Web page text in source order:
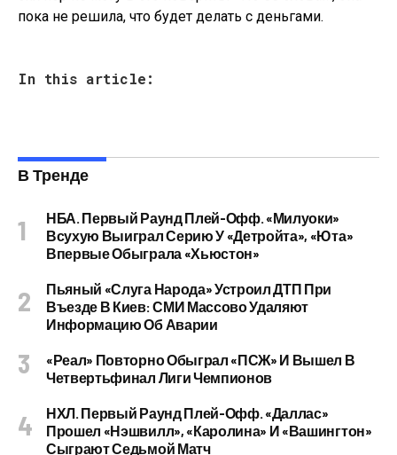
пока не решила, что будет делать с деньгами.
In this article:
В Тренде
НБА. Первый Раунд Плей-Офф. «Милуоки»
Всухую Выиграл Серию У «Детройта», «Юта»
Впервые Обыграла «Хьюстон»
Пьяный «слуга Народа» Устроил ДТП При
Въезде В Киев: СМИ Массово Удаляют
Информацию Об Аварии
«Реал» Повторно Обыграл «ПСЖ» И Вышел В
Четвертьфинал Лиги Чемпионов
НХЛ. Первый Раунд Плей-Офф. «Даллас»
Прошел «Нэшвилл», «Каролина» И «Вашингтон»
Сыграют Седьмой Матч